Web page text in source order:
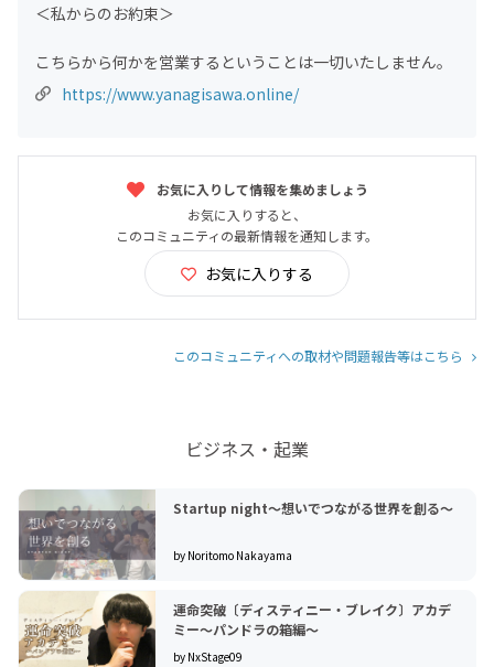
＜私からのお約束＞
こちらから何かを営業するということは一切いたしません。
https://www.yanagisawa.online/
お気に入りして情報を集めましょう
お気に入りすると、
このコミュニティの最新情報を通知します。
お気に入りする
このコミュニティへの取材や問題報告等はこちら
ビジネス・起業
Startup night〜想いでつながる世界を創る〜
by Noritomo Nakayama
運命突破〔ディスティニー・ブレイク〕アカデ
ミー〜パンドラの箱編〜
by NxStage09